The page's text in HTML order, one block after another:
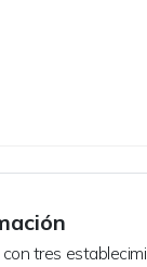
tres